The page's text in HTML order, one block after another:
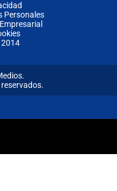
Personales
2014